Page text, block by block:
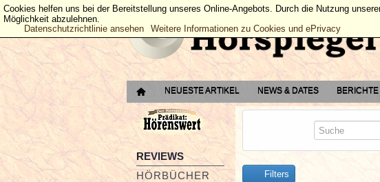
NEUESTE ARTIKEL NEWS & DATES BERICHTE
REVIEWS
HÖRBÜCHER
Filters
Cookies helfen uns bei der Bereitstellung unseres Online-Angebots. Durch die Nutzung
Möglichkeit abzulehnen.
Datenschutzrichtlinie ansehen
Weitere Informationen zu Cookies und ePrivacy